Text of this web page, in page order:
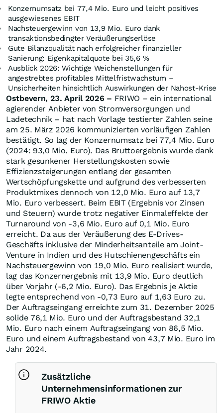
Konzernumsatz bei 77,4 Mio. Euro und leicht positives
ausgewiesenes EBIT
Nachsteuergewinn von 13,9 Mio. Euro dank
transaktionsbedingter Veräußerungserlöse
Gute Bilanzqualität nach erfolgreicher finanzieller
Sanierung: Eigenkapitalquote bei 35,6 %
Ausblick 2026: Wichtige Weichenstellungen für
angestrebtes profitables Mittelfristwachstum –
Unsicherheiten hinsichtlich Auswirkungen der Nahost-Krise
Ostbevern, 23. April 2026 – FRIWO – ein international
agierender Anbieter von Stromversorgungen und
Ladetechnik – hat nach Vorlage testierter Zahlen seine
am 25. März 2026 kommunizierten vorläufigen Zahlen
bestätigt. So lag der Konzernumsatz bei 77,4 Mio. Euro
(2024: 93,0 Mio. Euro). Das Bruttoergebnis wurde dank
stark gesunkener Herstellungskosten sowie
Effizienzsteigerungen entlang der gesamten
Wertschöpfungskette und aufgrund des verbesserten
Produktmixes dennoch von 12,0 Mio. Euro auf 13,7
Mio. Euro verbessert. Beim EBIT (Ergebnis vor Zinsen
und Steuern) wurde trotz negativer Einmaleffekte der
Turnaround von -3,6 Mio. Euro auf 0,1 Mio. Euro
erreicht. Da aus der Veräußerung des E-Drives-
Geschäfts inklusive der Minderheitsanteile am Joint-
Venture in Indien und des Hutschienengeschäfts ein
Nachsteuergewinn von 19,0 Mio. Euro realisiert wurde,
lag das Konzernergebnis mit 13,9 Mio. Euro deutlich
über Vorjahr (-6,2 Mio. Euro). Das Ergebnis je Aktie
legte entsprechend von -0,73 Euro auf 1,63 Euro zu.
Der Auftragseingang erreichte zum 31. Dezember 2025
solide 76,1 Mio. Euro und der Auftragsbestand 32,1
Mio. Euro nach einem Auftragseingang von 86,5 Mio.
Euro und einem Auftragsbestand von 43,7 Mio. Euro im
Jahr 2024.
Zusätzliche
Unternehmensinformationen zur
FRIWO Aktie